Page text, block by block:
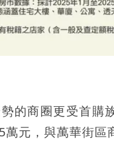
的商圈更受首購
元，與萬華街區